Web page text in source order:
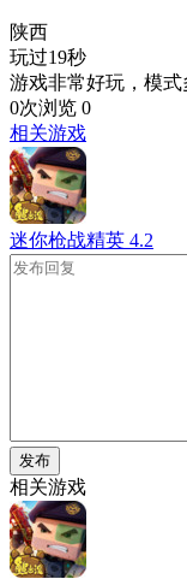
陕西
玩过19秒
游戏非常好玩，模式
0次浏览 0
相关游戏
迷你枪战精英 4.2
发布
相关游戏